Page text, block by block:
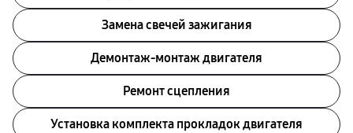
Замена свечей зажигания
Демонтаж-монтаж двигателя
Ремонт сцепления
Установка комплекта прокладок двигателя